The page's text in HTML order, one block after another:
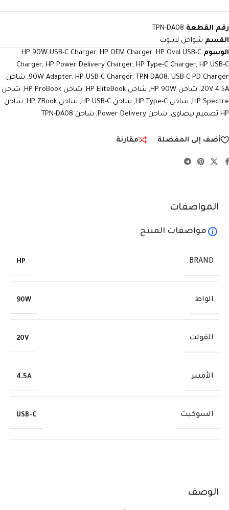
رقم القطعة TPN-DA08
القسم شواحن لابتوب
الوسوم
HP 90W USB-C Charger, HP OEM Charger, HP Oval USB-C
Charger, HP Power Delivery Charger, HP Type-C Charger, HP USB-C
90W Adapter, HP USB-C Charger, TPN-DA08, USB-C PD Charger
, شاحن
20V 4.5A
, شاحن HP 90W , شاحن HP EliteBook , شاحن HP ProBook , شاحن
HP Spectre
, شاحن HP Type-C , شاحن HP USB-C , شاحن HP ZBook , شاحن
HP تصميم بيضاوي
, شاحن Power Delivery , شاحن TPN-DA08
أضف إلى المفضلة مقارنة
الوصف
المواصفات
مواصفات المنتج
BRAND
HP
الواط 90W
الفولت 20V
الأمبير 4.5A
السوكيت USB-C